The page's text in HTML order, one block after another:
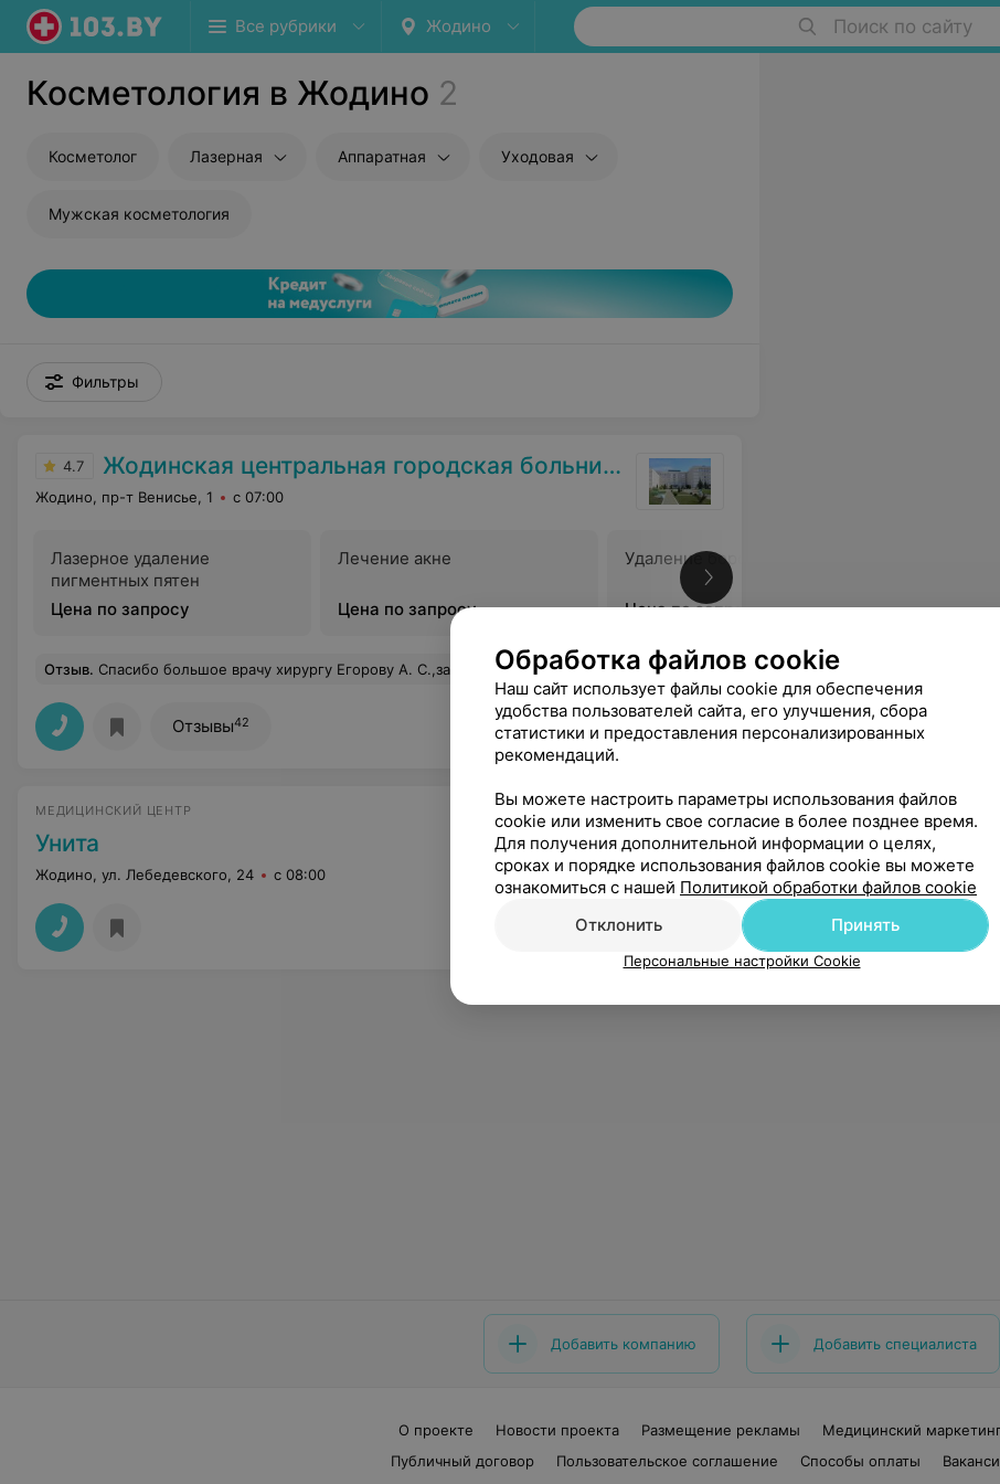
Все рубрики Жодино Поиск по сайту
Косметология в Жодино 2
Косметолог Лазерная Аппаратная Уходовая
Мужская косметология
Фильтры
4.7 Жодинская центральная городская больница
Жодино, пр-т Венисье, 1 с 07:00
Лазерное удаление
пигментных пятен
Цена по запросу
Лечение акне
Цена по запросу
Удаление бородавок лазером
Цена по запросу Цена по
Отзыв. Спасибо большое врачу хирургу Егорову А. С.,за хорошие отношения к пациентам и грамотное лечение,а также всему персоналу хирургического отделения большое спасибо. Еще
Отзывы42
МЕДИЦИНСКИЙ ЦЕНТР
Унита
Жодино, ул. Лебедевского, 24 с 08:00
Добавить компанию Добавить специалиста
О проекте Новости проекта Размещение рекламы
Медицинский
Публичный договор
Пользовательское соглашение Способы оплаты
Обработка файлов cookie
Наш сайт использует файлы cookie для обеспечения
удобства пользователей сайта, его улучшения, сбора
статистики и предоставления персонализированных
рекомендаций.
Вы можете настроить параметры использования файлов
cookie или изменить свое согласие в более позднее время.
Для получения дополнительной информации о целях,
сроках и порядке использования файлов cookie вы можете
ознакомиться с нашей Политикой обработки файлов cookie
Отклонить
Принять
Персональные настройки Cookie